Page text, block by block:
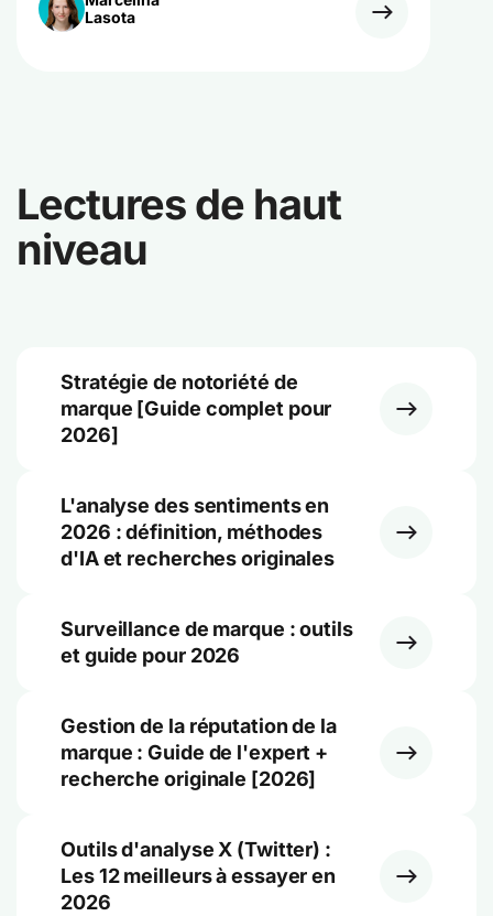
Lasota
Lectures de haut
niveau
Stratégie de notoriété de
marque [Guide complet pour
2026]
L'analyse des sentiments en
2026 : définition, méthodes
d'IA et recherches originales
Surveillance de marque : outils
et guide pour 2026
Gestion de la réputation de la
marque : Guide de l'expert +
recherche originale [2026]
Outils d'analyse X (Twitter) :
Les 12 meilleurs à essayer en
2026